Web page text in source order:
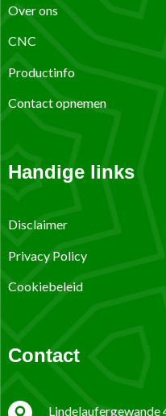
Over ons
CNC
Productinfo
Contact opnemen
Handige links
Disclaimer
Privacy Policy
Cookiebeleid
Contact
Lindelaufergewande